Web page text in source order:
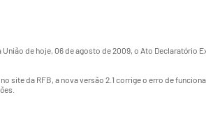
de hoje, 06 de agosto de 2009, o Ato Declaratório
site da RFB, a nova versão 2.1 corrige o erro de